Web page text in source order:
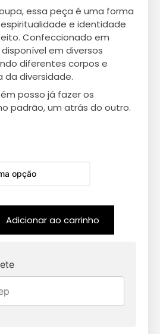
essa peça é uma forma
e identidade
Confeccionado em
em diversos
diferentes corpos e
da diversidade.
posso já fazer os
padrão, um atrás do outro.
Adicionar ao carrinho